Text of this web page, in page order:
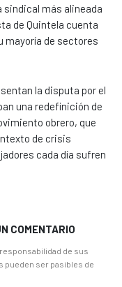
sindical más alineada
de Quintela cuenta
mayoría de sectores
la disputa por el
una redefinición de
obrero, que
de crisis
cada día sufren
COMENTARIO
de sus
pueden ser pasibles de